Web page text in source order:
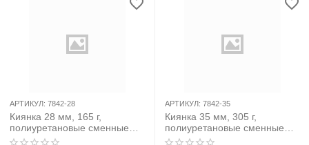
АРТИКУЛ: 7842-28
Киянка 28 мм, 165 г,
полиуретановые сменные
насадки
АРТИКУЛ: 7842-35
Киянка 35 мм, 305 г,
полиуретановые сменные
насадки